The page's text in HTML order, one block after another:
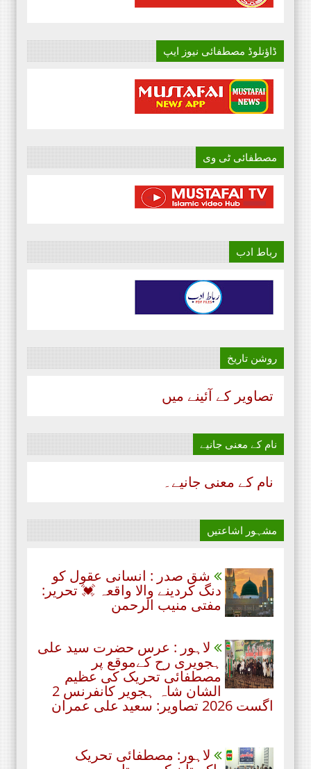
ڈاؤنلوڈ مصطفائی نیوز ایپ
مصطفائی ٹی وی
رباط ادب
روشن تاریخ
تصاویر کے آئینے میں
نام‌ کے معنی جانیے
نام‌ کے معنی جانیے۔
مشہور اشاعتیں
شق صدر : انسانی عقول کو
دنگ کردینے والا واقعہ 💓 تحریر:
مفتی منیب الرحمن
لاہور : عرس حضرت سید علی
ہجویری رح کےموقع پر
مصطفائی تحریک کی عظیم
الشان شاہ ہجویر کانفرنس 2
اگست 2026 تصاویر: سعید علی عمران
لاہور: مصطفائی تحریک